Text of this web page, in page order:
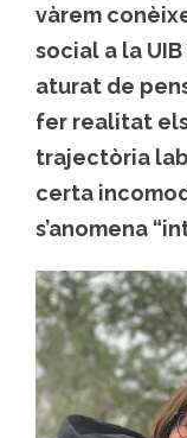
vàrem
social a la
aturat de
fer realitat
trajectòria
certa
s’anomena